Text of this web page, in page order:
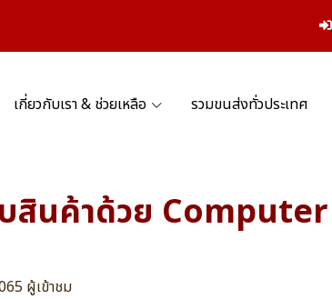
เกี่ยวกับเรา & ช่วยเหลือ รวมขนส่งทั่วประเทศ
สินค้าด้วย Computer
ผู้เข้าชม